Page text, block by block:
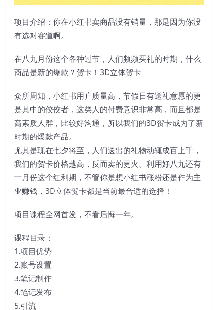
项目介绍：你在小红书卖商品没有销量，那是因为你没
有选对赛道啊。
在八九月份这个各种过节，人们频频买礼的时期，什么
商品是新的爆款？贺卡！3D立体贺卡！
众所周知，小红书用户质量高，节假日有送礼意愿的更
是其中的佼佼者，这类人的付费意识非常高，而且都是
高素质人群，比较好沟通，所以我们的3D贺卡成为了新
时期的爆款产品。
尤其是现在七夕将至，人们送出的礼物动辄成百上千，
我们的贺卡价格越高，反而卖的更火。利用好八九还有
十月份这个红利期，不管你是想小红书涨粉还是作为主
业赚钱，3D立体贺卡都是当前最合适的选择！
项目课程全网首发，不看后悔一年。
课程目录：
1.项目优势
2.账号设置
3.笔记制作
4.笔记发布
5.引流